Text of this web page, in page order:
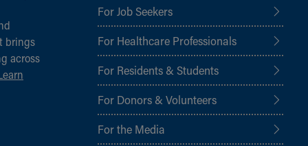
brings
across
For Job Seekers
For Healthcare Professionals
For Residents & Students
For Donors & Volunteers
For the Media